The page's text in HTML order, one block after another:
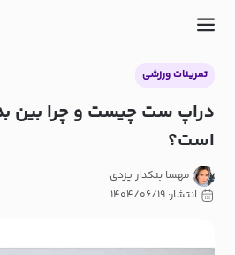
تمرینات ورزشی
دراپ‌ ست چیست و چرا بین
است؟
مهسا بنکدار یزدی
انتشار: ۱۴۰۴/۰۶/۱۹